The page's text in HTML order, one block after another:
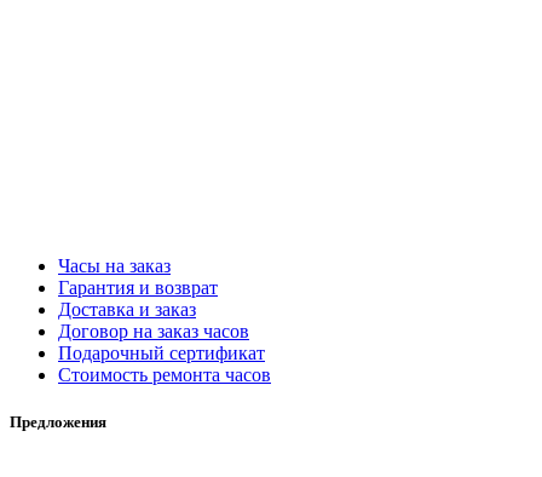
Часы на заказ
Гарантия и возврат
Доставка и заказ
Договор на заказ часов
Подарочный сертификат
Стоимость ремонта часов
Предложения